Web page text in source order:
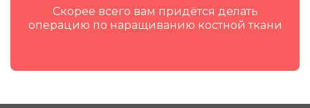
Скорее всего вам придётся делать
операцию по наращиванию костной ткани